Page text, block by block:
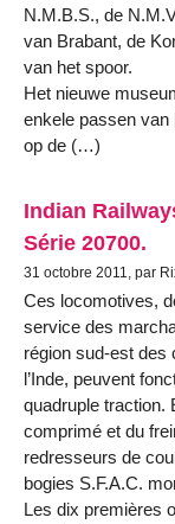
N.M.B.S., de
van Brabant, de
van het spoor.
Het nieuwe
enkele passen
op de (…)
Indian
Série 20700.
31 octobre 2011, par
Ces locomotives,
service des
région sud-est des
l’Inde, peuvent
quadruple traction.
comprimé et du
redresseurs de
bogies S.F.A.C.
Les dix premières